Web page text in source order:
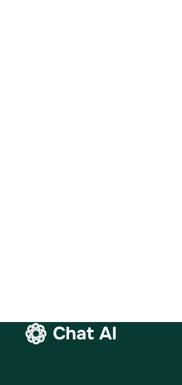
Chat AI